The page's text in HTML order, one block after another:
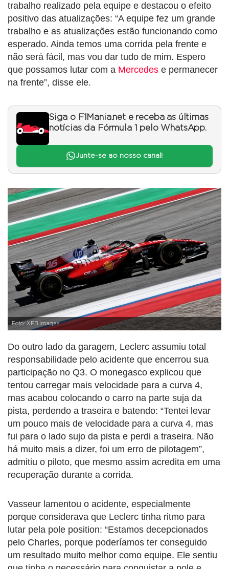
trabalho realizado pela equipe e destacou o efeito
positivo das atualizações: “A equipe fez um grande
trabalho e as atualizações estão funcionando como
esperado. Ainda temos uma corrida pela frente e
não será fácil, mas vou dar tudo de mim. Espero
que possamos lutar com a Mercedes e permanecer
na frente”, disse ele.
Siga o F1Mania.net e receba as últimas
notícias da Fórmula 1 pelo WhatsApp.
Junte-se ao nosso canal!
Foto: XPB Images
Do outro lado da garagem, Leclerc assumiu total
responsabilidade pelo acidente que encerrou sua
participação no Q3. O monegasco explicou que
tentou carregar mais velocidade para a curva 4,
mas acabou colocando o carro na parte suja da
pista, perdendo a traseira e batendo: “Tentei levar
um pouco mais de velocidade para a curva 4, mas
fui para o lado sujo da pista e perdi a traseira. Não
há muito mais a dizer, foi um erro de pilotagem”,
admitiu o piloto, que mesmo assim acredita em uma
recuperação durante a corrida.
Vasseur lamentou o acidente, especialmente
porque considerava que Leclerc tinha ritmo para
lutar pela pole position: “Estamos decepcionados
pelo Charles, porque poderíamos ter conseguido
um resultado muito melhor como equipe. Ele sentiu